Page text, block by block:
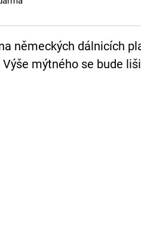
německých dálnicích
mýtného se bude